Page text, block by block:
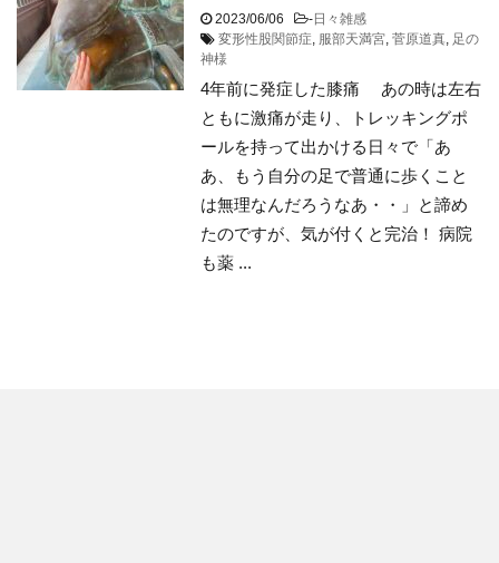
2023/06/06 -日々雑感
変形性股関節症, 服部天満宮, 菅原道真, 足の
神様
4年前に発症した膝痛 あの時は左右
ともに激痛が走り、トレッキングポ
ールを持って出かける日々で「あ
あ、もう自分の足で普通に歩くこと
は無理なんだろうなあ・・」と諦め
たのですが、気が付くと完治！ 病院
も薬 ...